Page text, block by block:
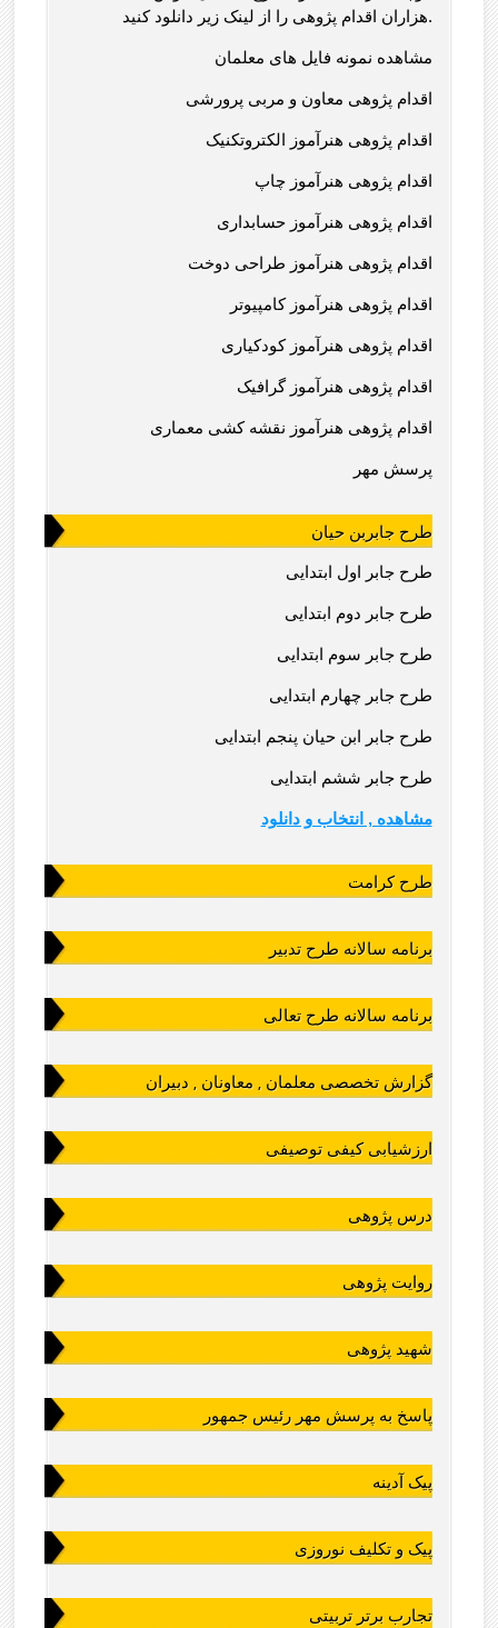
هزاران اقدام پژوهی را از لینک زیر دانلود کنید.
مشاهده نمونه فایل های معلمان
اقدام پژوهی معاون و مربی پرورشی
اقدام پژوهی هنرآموز الکتروتکنیک
اقدام پژوهی هنرآموز چاپ
اقدام پژوهی هنرآموز حسابداری
اقدام پژوهی هنرآموز طراحی دوخت
اقدام پژوهی هنرآموز کامپیوتر
اقدام پژوهی هنرآموز کودکیاری
اقدام پژوهی هنرآموز گرافیک
اقدام پژوهی هنرآموز نقشه کشی معماری
پرسش مهر
طرح جابربن حیان
طرح جابر اول ابتدایی
طرح جابر دوم ابتدایی
طرح جابر سوم ابتدایی
طرح جابر چهارم ابتدایی
طرح جابر ابن حیان پنجم ابتدایی
طرح جابر ششم ابتدایی
مشاهده , انتخاب و دانلود
طرح کرامت
برنامه سالانه طرح تدبیر
برنامه سالانه طرح تعالی
گزارش تخصصی معلمان , معاونان , دبیران
ارزشیابی کیفی توصیفی
درس پژوهی
روایت پژوهی
شهید پژوهی
پاسخ به پرسش مهر رئیس جمهور
پیک آدینه
پیک و تکلیف نوروزی
تجارب برتر تربیتی